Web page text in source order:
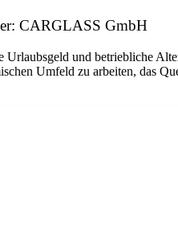
CARGLASS GmbH
und betriebliche
Umfeld zu arbeiten, das